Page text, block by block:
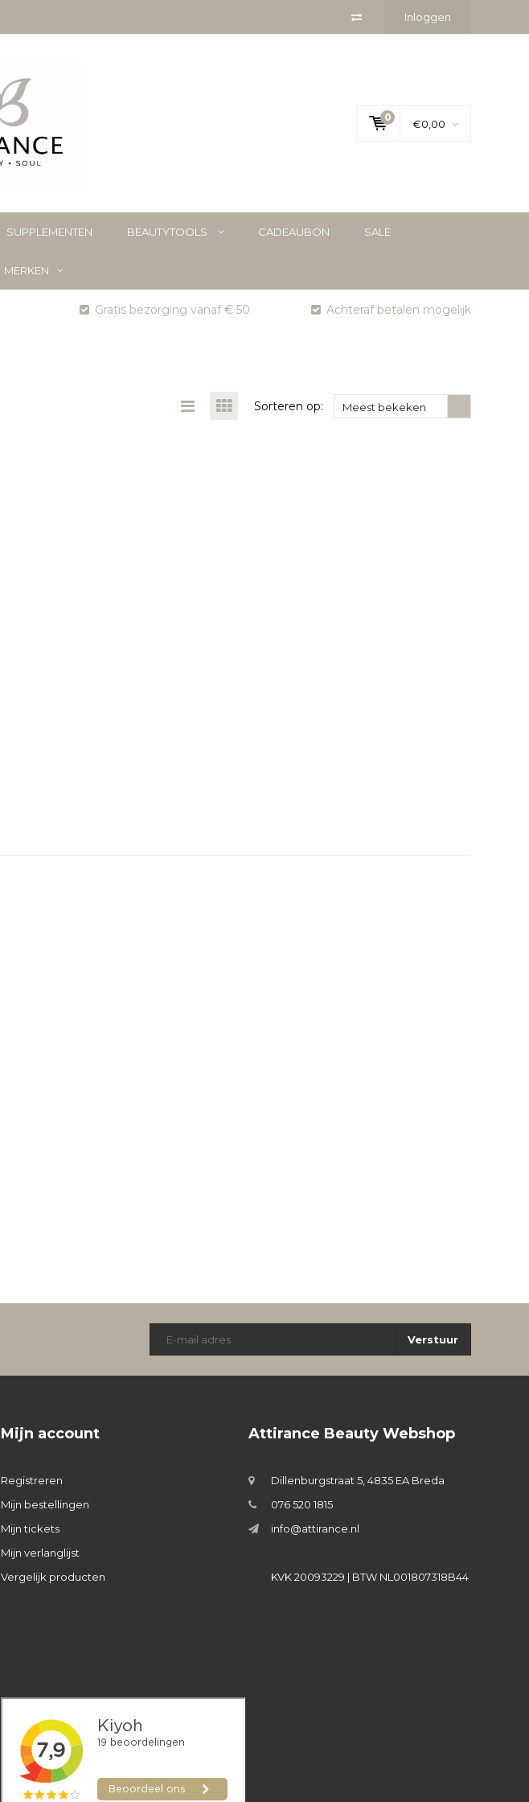
Inloggen
0
€0,00
SUPPLEMENTEN BEAUTYTOOLS CADEAUBON SALE
MERKEN
Gratis bezorging vanaf € 50 Achteraf betalen mogelijk
Sorteren op: Meest bekeken
Verstuur
Mijn account
Registreren
Mijn bestellingen
Mijn tickets
Mijn verlanglijst
Vergelijk producten
Attirance Beauty Webshop
Dillenburgstraat 5, 4835 EA Breda
076 520 1815
info@attirance.nl
KVK 20093229 | BTW NL001807318B44